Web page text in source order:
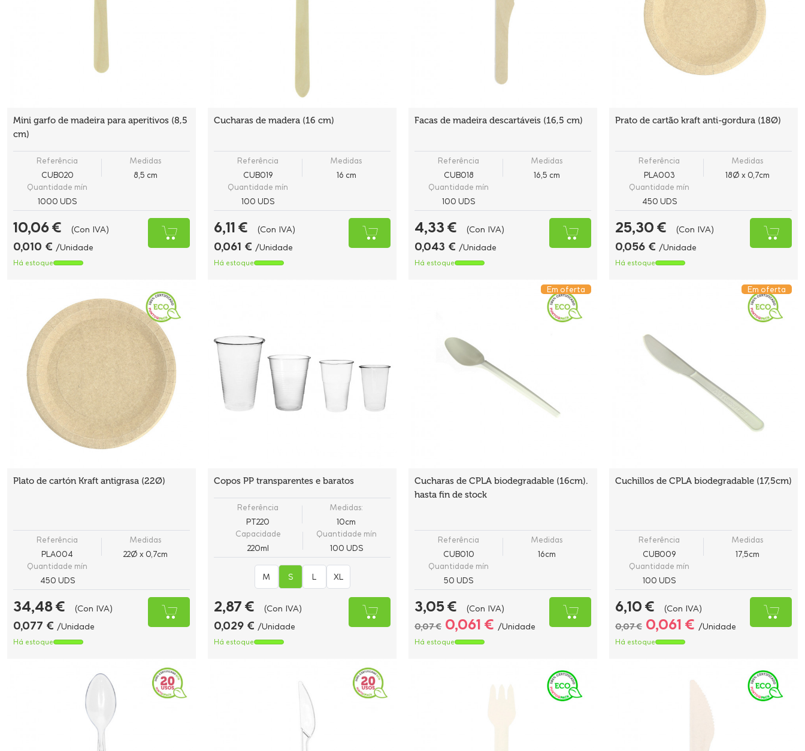
Mini garfo de madeira para aperitivos (8,5
cm)
Referência
CUB020
Medidas
8,5 cm
Quantidade mín
1000 UDS
10,06 € (Con IVA)
0,010 € /Unidade
Há estoque
Cucharas de madera (16 cm)
Referência
CUB019
Medidas
16 cm
Quantidade mín
100 UDS
6,11 € (Con IVA)
0,061 € /Unidade
Há estoque
Facas de madeira descartáveis (16,5 cm)
Referência
CUB018
Medidas
16,5 cm
Quantidade mín
100 UDS
4,33 € (Con IVA)
0,043 € /Unidade
Há estoque
Prato de cartão kraft anti-gordura (18Ø)
Referência
PLA003
Medidas
18Ø x 0,7cm
Quantidade mín
450 UDS
25,30 € (Con IVA)
0,056 € /Unidade
Há estoque
Plato de cartón Kraft antigrasa (22Ø)
Referência
PLA004
Medidas
22Ø x 0,7cm
Quantidade mín
450 UDS
34,48 € (Con IVA)
0,077 € /Unidade
Há estoque
Copos PP transparentes e baratos
Referência
PT220
Medidas:
10cm
Capacidade
220ml
Quantidade mín
100 UDS
M S L XL
2,87 € (Con IVA)
0,029 € /Unidade
Há estoque
Em oferta
Cucharas de CPLA biodegradable (16cm).
hasta fin de stock
Referência
CUB010
Medidas
16cm
Quantidade mín
50 UDS
3,05 €
(Con IVA)
0,07 € 0,061 € /Unidade
Há estoque
Em oferta
Cuchillos de CPLA biodegradable (17,5cm)
Referência
CUB009
Medidas
17,5cm
Quantidade mín
100 UDS
6,10 €
(Con IVA)
0,07 € 0,061 € /Unidade
Há estoque